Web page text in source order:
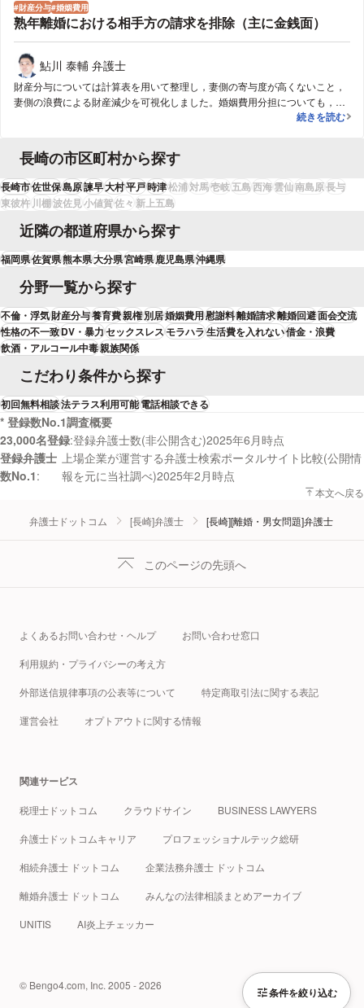
けてしまうのです。単に母親が子供を置いて出て行ったとの事実だけでは，
父親が親権をとることはなかなか難しいでしょう。 こちらに有利な証拠が
なかなか出来ないまま裁判が経過していき，終盤近くまで形勢不利な状況が
続き，こちらに負けムードが漂ってきました。 ところが，終盤近くになっ
て，突然，被告の妻の服装に変化が見られるようになったのです。当初から
ずっと緩やかなフワ～とした服装であったのが，終盤近くになって，突如，
ボディラインを強調するような，セクシーな服装に変わったのです。 私は
ピンと閃いて，戸籍を取り寄せてみました。すると，思い通り，夫が知らな
逆転し，こちらの勝訴となりました。即ち，慰謝料は当然，親権さえ認めら
れたのでした。 依頼者は泣いて喜び，今でもお子さんと幸せに暮らされて
います。
財産分与 婚姻費用
熟年離婚における相手方の請求を排除（主に金銭面）
鮎川 泰輔 弁護士
財産分与については計算表を用いて整理し，妻側の寄与度が高くないこと，
妻側の浪費による財産減少を可視化しました。婚姻費用分担についても，妻
は当時無職でしたが過去の経歴や退職時期等から潜在的な稼動能力が高いこ
用については金額，期間ともに妻側の請求に対してかなり低額に抑えられ，
財産分与も請求から４００万円以上の減額と本人の希望する財産の確保がで
きる形で合意できました。
熟年離婚にお
続きを読む
長崎の市区町村から探す
長崎市佐世保島原諫早大村平戸時津松浦対馬壱岐五島西海雲仙南島原長与
東彼杵 川棚波佐見小値賀佐々 新上五島
近隣の都道府県から探す
福岡県佐賀県熊本県大分県宮崎県鹿児島県沖縄県
分野一覧から探す
不倫・浮気財産分与養育費親権別居婚姻費用慰謝料離婚請求離婚回避面会交流
性格の不一致DV・暴力セックスレスモラハラ生活費を入れない借金・浪費
飲酒・アルコール中毒親族関係
こだわり条件から探す
初回無料相談法テラス利用可能電話相談できる
* 登録数No.1調査概要
23,000名登録 登録弁護士数(非公開含む)2025年6月時点
登録弁護士
数No.1
上場企業が運営する弁護士検索ポータルサイト比較(公開情
報を元に当社調べ)2025年2月時点
本文へ戻る
条件を絞り込む
弁護士ドットコム [長崎]弁護士 [長崎][離婚・男女問題]弁護士
このページの先頭へ
よくあるお問い合わせ・ヘルプ お問い合わせ窓口
利用規約・プライバシーの考え方
外部送信規律事項の公表等について 特定商取引法に関する表記
運営会社 オプトアウトに関する情報
関連サービス
税理士ドットコム クラウドサイン BUSINESS LAWYERS
弁護士ドットコムキャリア プロフェッショナルテック総研
相続弁護士 ドットコム 企業法務弁護士 ドットコム
離婚弁護士 ドットコム みんなの法律相談まとめアーカイブ
UNITIS AI炎上チェッカー
© Bengo4.com, Inc. 2005 - 2026